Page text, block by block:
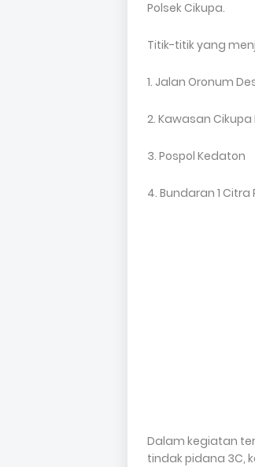
Polsek Cikupa.
Titik-titik yang
1. Jalan Oronum
2. Kawasan Cikupa
3. Pospol Kedaton
4. Bundaran 1 Citra
Dalam kegiatan
tindak pidana 3C,